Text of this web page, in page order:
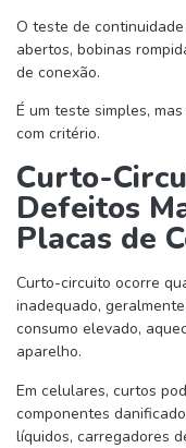
O teste de
abertos, bobinas
de conexão.
É um teste simples,
com critério.
Curto-
Defeitos
Placas de
Curto-circuito ocorre
inadequado,
consumo elevado,
aparelho.
Em celulares, curtos
componentes
líquidos, carregadores